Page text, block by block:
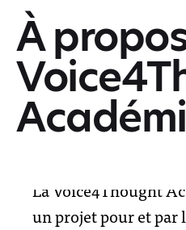
À
La Voice4Thought
un projet pour et par